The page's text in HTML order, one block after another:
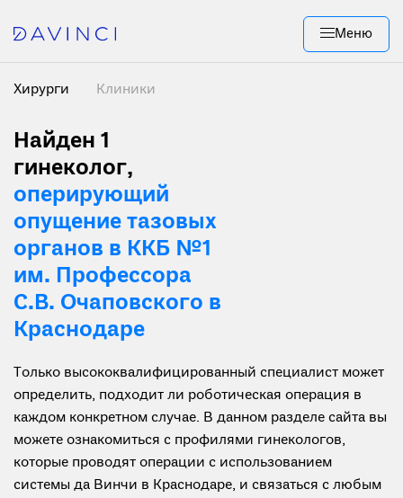
Меню
Хирурги Клиники
Найден 1
гинеколог,
оперирующий
опущение тазовых
органов в ККБ №1
им. Профессора
С.В. Очаповского в
Краснодаре
Только высококвалифицированный специалист может
определить, подходит ли роботическая операция в
каждом конкретном случае. В данном разделе сайта вы
можете ознакомиться с профилями гинекологов,
которые проводят операции с использованием
системы да Винчи в Краснодаре, и связаться с любым